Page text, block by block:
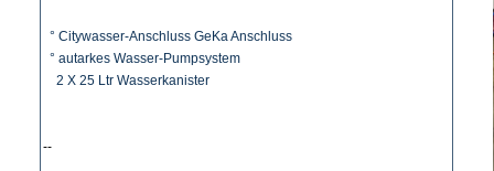
° Citywasser-Anschluss GeKa Anschluss
° autarkes Wasser-Pumpsystem
2 X 25 Ltr Wasserkanister
--